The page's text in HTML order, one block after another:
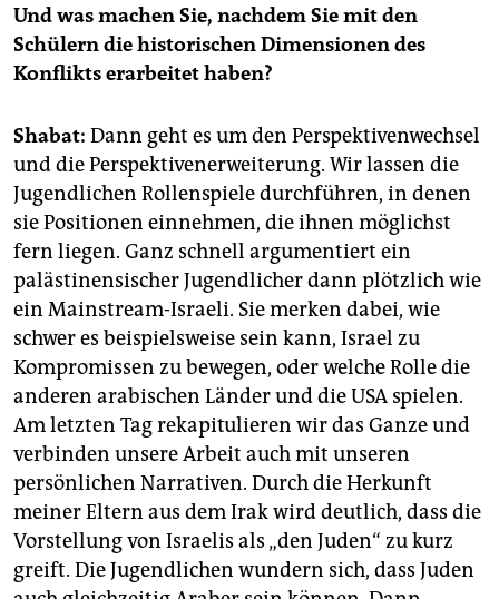
Und was machen Sie, nachdem Sie mit den
Schülern die historischen Dimensionen des
Konflikts erarbeitet haben?
Shabat: Dann geht es um den Perspektivenwechsel
und die Perspektivenerweiterung. Wir lassen die
Jugendlichen Rollenspiele durchführen, in denen
sie Positionen einnehmen, die ihnen möglichst
fern liegen. Ganz schnell argumentiert ein
palästinensischer Jugendlicher dann plötzlich wie
ein Mainstream-Israeli. Sie merken dabei, wie
schwer es beispielsweise sein kann, Israel zu
Kompromissen zu bewegen, oder welche Rolle die
anderen arabischen Länder und die USA spielen.
Am letzten Tag rekapitulieren wir das Ganze und
verbinden unsere Arbeit auch mit unseren
persönlichen Narrativen. Durch die Herkunft
meiner Eltern aus dem Irak wird deutlich, dass die
Vorstellung von Israelis als „den Juden“ zu kurz
greift. Die Jugendlichen wundern sich, dass Juden